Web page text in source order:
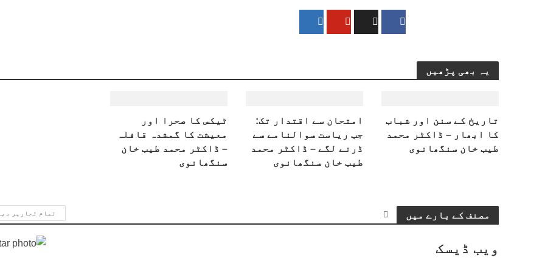
یہ بھی پڑھیں
تاریخ کے سنن اور شباب
کا ابھار – ڈاکٹر محمد
طیب خان سنگھانوی
امتحان سے اقتدار تک:
جب ریاست سوالنامے سے
ڈرنے لگے – ڈاکٹر محمد
طیب خان سنگھانوی
ٹیکس کا صحرا اور
معیشت کا گمشدہ قافلہ
– ڈاکٹر محمد طیب خان
سنگھانوی
مصنف کے بارے میں تمام تحاریر
ویب ڈیسک